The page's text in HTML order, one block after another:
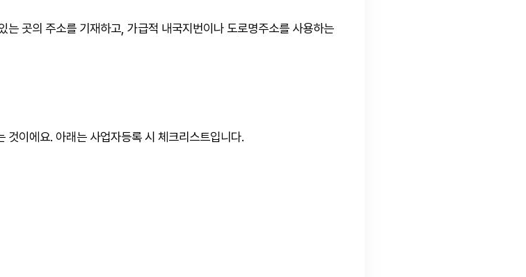
는 곳의 주소를 기재하고, 가급적 내국지번이나 도로명주소를 사용하는
것이에요. 아래는 사업자등록 시 체크리스트입니다.